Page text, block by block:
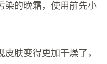
染的晚霜，使用前先小
肤变得更加干燥了，